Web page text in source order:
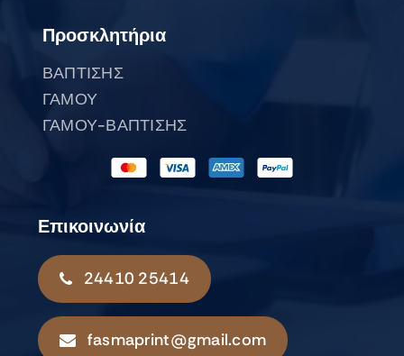
Προσκλητήρια
ΒΑΠΤΙΣΗΣ
ΓΑΜΟΥ
ΓΑΜΟΥ-ΒΑΠΤΙΣΗΣ
Επικοινωνία
24410 25414
fasmaprint@gmail.com